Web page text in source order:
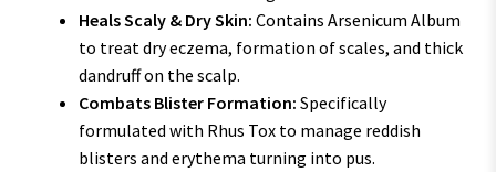
Heals Scaly & Dry Skin: Contains Arsenicum Album
to treat dry eczema, formation of scales, and thick
dandruff on the scalp.
Combats Blister Formation: Specifically
formulated with Rhus Tox to manage reddish
blisters and erythema turning into pus.